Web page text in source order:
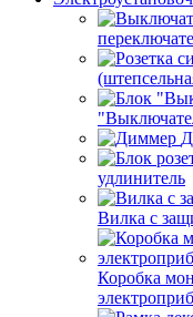
удлинитель
Вилка с
Коробка